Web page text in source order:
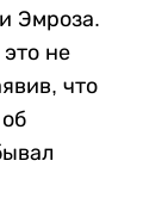
Эмроза.
не
что